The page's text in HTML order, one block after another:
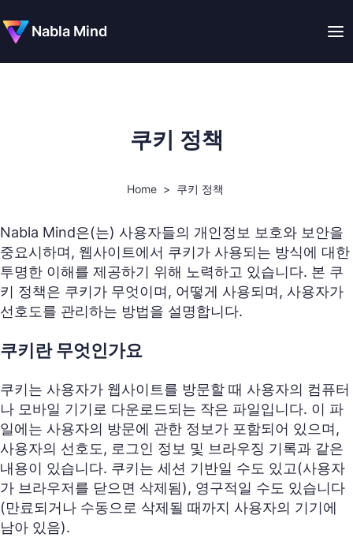
Nabla Mind
쿠키 정책
Home > 쿠키 정책
Nabla Mind은(는) 사용자들의 개인정보 보호와 보안을
중요시하며, 웹사이트에서 쿠키가 사용되는 방식에 대한
투명한 이해를 제공하기 위해 노력하고 있습니다. 본 쿠
키 정책은 쿠키가 무엇이며, 어떻게 사용되며, 사용자가
선호도를 관리하는 방법을 설명합니다.
쿠키란 무엇인가요
쿠키는 사용자가 웹사이트를 방문할 때 사용자의 컴퓨터
나 모바일 기기로 다운로드되는 작은 파일입니다. 이 파
일에는 사용자의 방문에 관한 정보가 포함되어 있으며,
사용자의 선호도, 로그인 정보 및 브라우징 기록과 같은
내용이 있습니다. 쿠키는 세션 기반일 수도 있고(사용자
가 브라우저를 닫으면 삭제됨), 영구적일 수도 있습니다
(만료되거나 수동으로 삭제될 때까지 사용자의 기기에
남아 있음).